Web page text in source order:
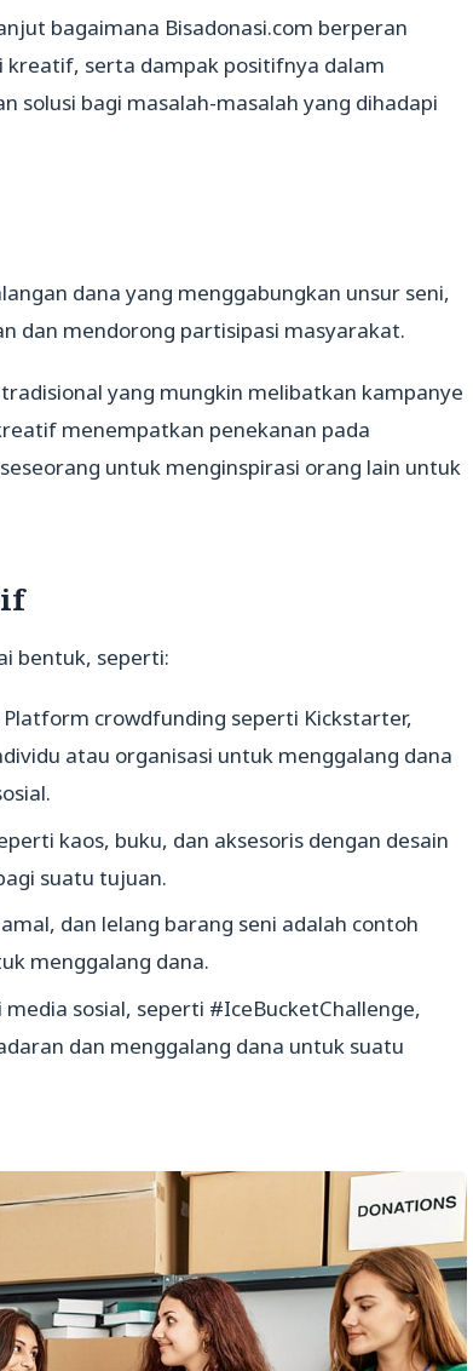
bagaimana Bisadonasi.com berperan
kreatif, serta dampak positifnya dalam
solusi bagi masalah-masalah yang dihadapi
dana yang menggabungkan unsur seni,
dan mendorong partisipasi masyarakat.
yang mungkin melibatkan kampanye
menempatkan penekanan pada
untuk menginspirasi orang lain untuk
bentuk, seperti:
crowdfunding seperti Kickstarter,
atau organisasi untuk menggalang dana
kaos, buku, dan aksesoris dengan desain
suatu tujuan.
dan lelang barang seni adalah contoh
menggalang dana.
sosial, seperti #IceBucketChallenge,
dan menggalang dana untuk suatu